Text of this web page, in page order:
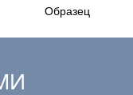
Образец